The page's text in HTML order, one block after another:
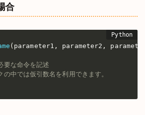
合
( parameter1 , parameter2 ,
要な命令を記述
中では仮引数名を利用できます。